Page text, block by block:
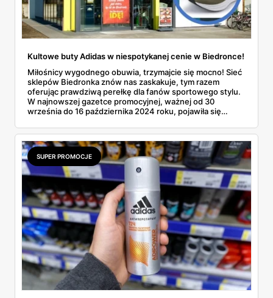
Kultowe buty Adidas w niespotykanej cenie w Biedronce!
Miłośnicy wygodnego obuwia, trzymajcie się mocno! Sieć
sklepów Biedronka znów nas zaskakuje, tym razem
oferując prawdziwą perełkę dla fanów sportowego stylu.
W najnowszej gazetce promocyjnej, ważnej od 30
września do 16 października 2024 roku, pojawiła się
Adidas w niewiarygodnie atrakcyjnej cenie. Czy to nie
brzmi jak marzenie każdego łowcy okazji?
SUPER PROMOCJE